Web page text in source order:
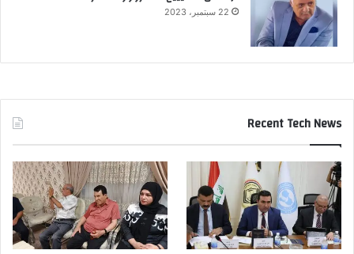
22 سبتمبر، 2023
Recent Tech News